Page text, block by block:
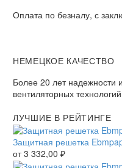
Оплата по безналу, с
НЕМЕЦКОЕ КАЧЕСТВО
Более 20 лет надежности
вентиляторных
ЛУЧШИЕ В РЕЙТИНГЕ
Защитная решетка
от3 332,00 ₽